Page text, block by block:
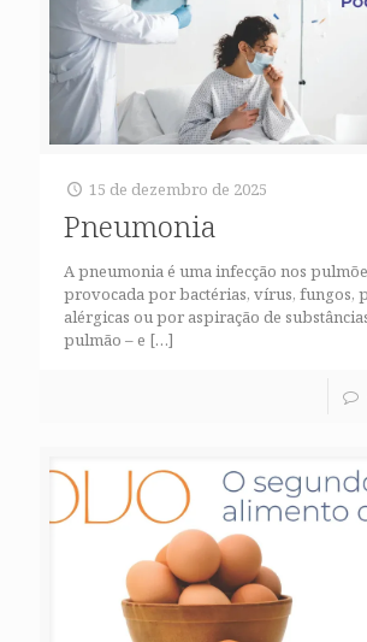
15 de dezembro de 2025
Pneumonia
A pneumonia é uma infecção nos
provocada por bactérias, vírus, fungos,
alérgicas ou por aspiração de
pulmão – e […]